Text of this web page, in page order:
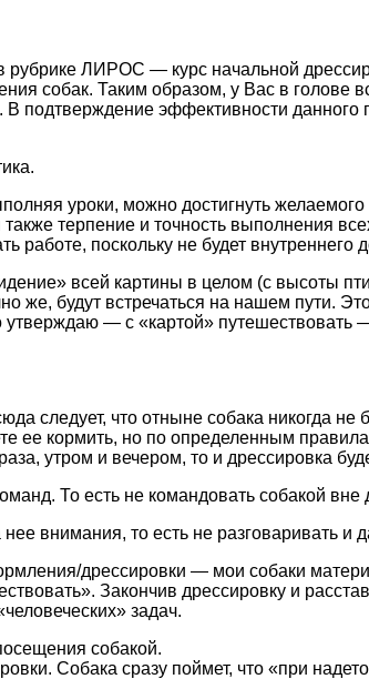
рубрике ЛИРОС — курс начальной
собак. Таким образом, у Вас в голове
подтверждение эффективности
уроки, можно достигнуть
терпение и точность выполнения
работе, поскольку не будет
всей картины в целом (с высоты
же, будут встречаться на нашем пути.
— с «картой»
следует, что отныне собака никогда не
кормить, но по определенным
утром и вечером, то и дрессировка
То есть не командовать собакой вне
внимания, то есть не разговаривать
дрессировки — мои собаки
Закончив дрессировку и
задач.
собакой.
Собака сразу поймет, что «при